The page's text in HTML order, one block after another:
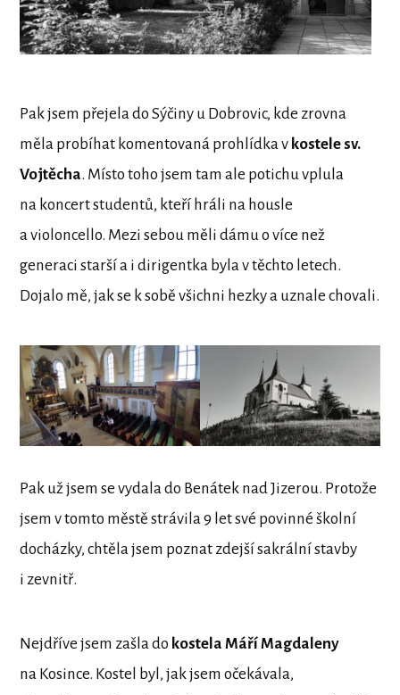
Pak jsem přejela do Sýčiny u Dobrovic, kde zrovna
měla probíhat komentovaná prohlídka v kostele sv.
Vojtěcha. Místo toho jsem tam ale potichu vplula
na koncert studentů, kteří hráli na housle
a violoncello. Mezi sebou měli dámu o více než
generaci starší a i dirigentka byla v těchto letech.
Dojalo mě, jak se k sobě všichni hezky a uznale chovali.
Pak už jsem se vydala do Benátek nad Jizerou. Protože
jsem v tomto městě strávila 9 let své povinné školní
docházky, chtěla jsem poznat zdejší sakrální stavby
i zevnitř.
Nejdříve jsem zašla do kostela Máří Magdaleny
na Kosince. Kostel byl, jak jsem očekávala,